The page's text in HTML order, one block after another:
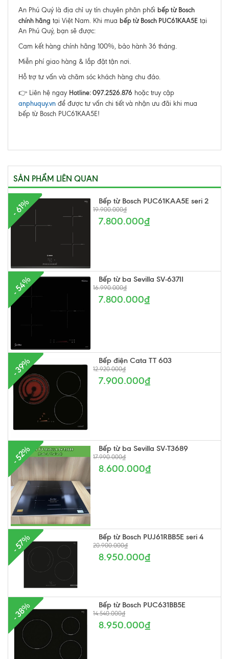
An Phú Quý là địa chỉ uy tín chuyên phân phối bếp từ Bosch
chính hãng tại Việt Nam. Khi mua bếp từ Bosch PUC61KAA5E tại
An Phú Quý, bạn sẽ được:
Cam kết hàng chính hãng 100%, bảo hành 36 tháng.
Miễn phí giao hàng & lắp đặt tận nơi.
Hỗ trợ tư vấn và chăm sóc khách hàng chu đáo.
👉 Liên hệ ngay Hotline: 097.2526.876 hoặc truy cập
anphuquy.vn để được tư vấn chi tiết và nhận ưu đãi khi mua
bếp từ Bosch PUC61KAA5E!
SẢN PHẨM LIÊN QUAN
- 61% Bếp từ Bosch PUC61KAA5E seri 2
19.900.000₫
7.800.000₫
- 54% Bếp từ ba Sevilla SV-637II
16.990.000₫
7.800.000₫
- 39% Bếp điện Cata TT 603
12.920.000₫
7.900.000₫
- 52% Bếp từ ba Sevilla SV-T3689
17.990.000₫
8.600.000₫
- 57% Bếp từ Bosch PUJ61RBB5E seri 4
20.900.000₫
8.950.000₫
- 38% Bếp từ Bosch PUC631BB5E
14.540.000₫
8.950.000₫